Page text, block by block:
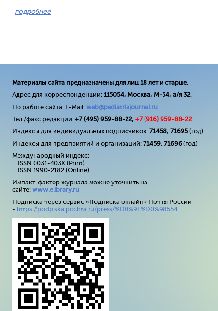
подробнее
Материалы сайта предназначены для лиц 18 лет и старше.
Адрес для корреспонденции: 115054, Москва, М-54, а/я 32.
По работе сайта: E-Mail: web@pediatriajournal.ru
Тел./факс редакции: +7 (495) 959-88-22, +7 (916) 959-88-22
Индексы для индивидуальных подписчиков: 71458, 71695(год)
Индексы для предприятий и организаций: 71459, 71696 (год)
Международный индекс:
ISSN 0031-403X (Print)
ISSN 1990-2182 (Online)
Импакт-фактор журнала можно уточнить на
сайте: www.elibrary.ru
Подписка через сервис «Подписка онлайн» Почты России
- https://podpiska.pochta.ru/press/%D0%9F%D0%98554